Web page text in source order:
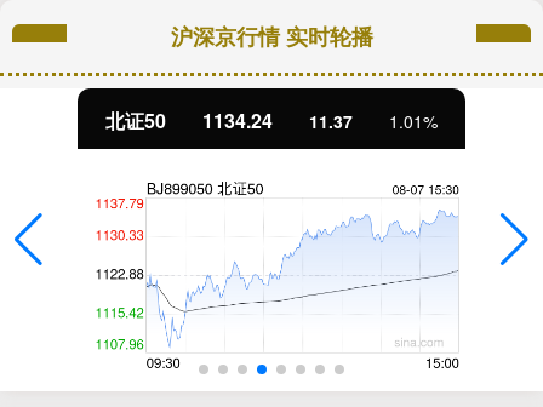
沪深京行情 实时轮播
北证50 1134.24 11.37 1.01%